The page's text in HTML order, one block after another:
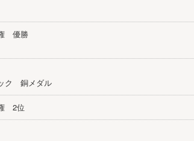
優勝
ク 銅メダル
2位